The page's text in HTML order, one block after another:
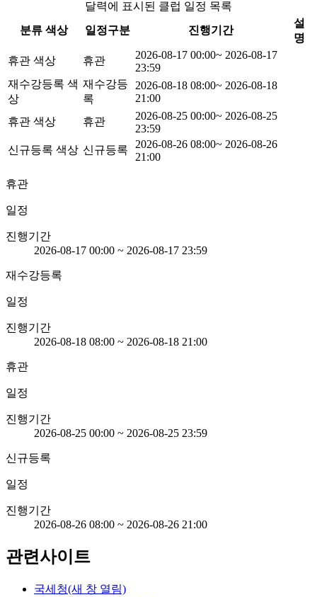
달력에 표시된 클럽 일정 목록
분류 색상
일정구분 진행기간
설
명
휴관 색상
휴관 2026-08-17 00:00~ 2026-08-17
23:59
재수강등록 색
상
재수강등
록
2026-08-18 08:00~ 2026-08-18
21:00
휴관 색상
휴관 2026-08-25 00:00~ 2026-08-25
23:59
신규등록 색상 신규등록 2026-08-26 08:00~ 2026-08-26
21:00
휴관
일정
진행기간
2026-08-17 00:00 ~ 2026-08-17 23:59
재수강등록
일정
진행기간
2026-08-18 08:00 ~ 2026-08-18 21:00
휴관
일정
진행기간
2026-08-25 00:00 ~ 2026-08-25 23:59
신규등록
일정
진행기간
2026-08-26 08:00 ~ 2026-08-26 21:00
관련사이트
국세청(새 창 열림)